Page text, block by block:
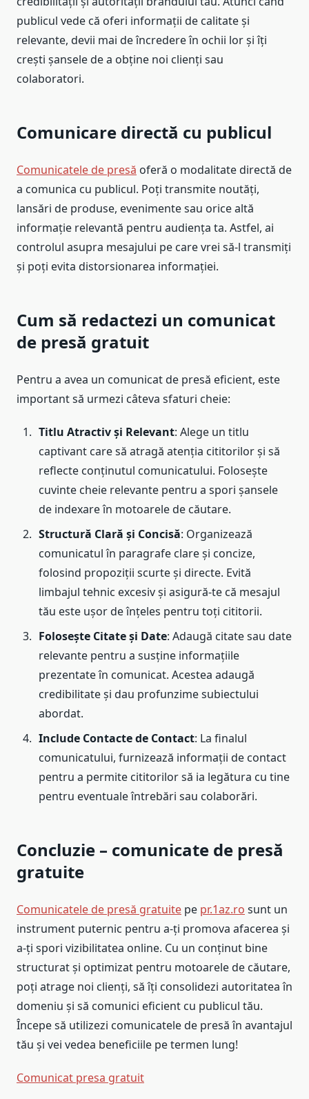
publicul vede că oferi informații de calitate și
relevante, devii mai de încredere în ochii lor și îți
crești șansele de a obține noi clienți sau
colaboratori.
Comunicare directă cu publicul
Comunicatele de presă oferă o modalitate directă de
a comunica cu publicul. Poți transmite noutăți,
lansări de produse, evenimente sau orice altă
informație relevantă pentru audiența ta. Astfel, ai
controlul asupra mesajului pe care vrei să-l transmiți
și poți evita distorsionarea informației.
Cum să redactezi un comunicat
de presă gratuit
Pentru a avea un comunicat de presă eficient, este
important să urmezi câteva sfaturi cheie:
Titlu Atractiv și Relevant: Alege un titlu
captivant care să atragă atenția cititorilor și să
reflecte conținutul comunicatului. Folosește
cuvinte cheie relevante pentru a spori șansele
de indexare în motoarele de căutare.
Structură Clară și Concisă: Organizează
comunicatul în paragrafe clare și concize,
folosind propoziții scurte și directe. Evită
limbajul tehnic excesiv și asigură-te că mesajul
tău este ușor de înțeles pentru toți cititorii.
Folosește Citate și Date: Adaugă citate sau date
relevante pentru a susține informațiile
prezentate în comunicat. Acestea adaugă
credibilitate și dau profunzime subiectului
abordat.
Include Contacte de Contact: La finalul
comunicatului, furnizează informații de contact
pentru a permite cititorilor să ia legătura cu tine
pentru eventuale întrebări sau colaborări.
Concluzie – comunicate de presă
gratuite
Comunicatele de presă gratuite pe pr.1az.ro sunt un
instrument puternic pentru a-ți promova afacerea și
a-ți spori vizibilitatea online. Cu un conținut bine
structurat și optimizat pentru motoarele de căutare,
poți atrage noi clienți, să îți consolidezi autoritatea în
domeniu și să comunici eficient cu publicul tău.
Începe să utilizezi comunicatele de presă în avantajul
tău și vei vedea beneficiile pe termen lung!
Comunicat presa gratuit